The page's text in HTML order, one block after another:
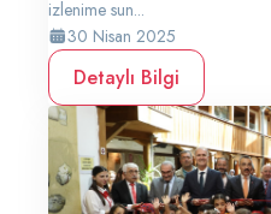
izlenime sun...
30 Nisan 2025
Detaylı Bilgi